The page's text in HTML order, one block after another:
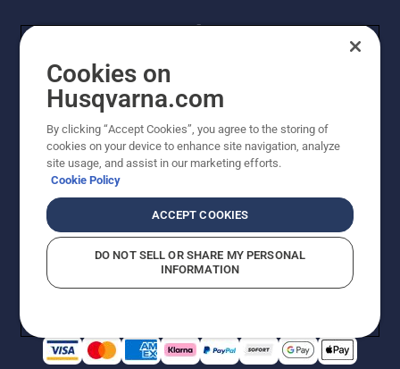
© Husqvarna AB (publ). Alle Rechte vorbehalten.
Preisänderungen, Irrtümer, Text- und Satzfehler sind
vorbehalten. Bei den Preisangaben handelt es sich um
unverbindliche Preisempfehlungen in Euro inkl. der
unverbindliche Preisempfehlungen (inkl. MwSt), es sei
denn sie sind für den direkten Kauf verfügbar.
Cookie-RichtlinieNutzungsbedingungenAGBs
ImpressumVermutete Verstöße melden
Cookies on
Husqvarna.com
By clicking “Accept Cookies”, you agree to the storing of
cookies on your device to enhance site navigation, analyze
site usage, and assist in our marketing efforts.
Cookie Policy
ACCEPT COOKIES
DO NOT SELL OR SHARE MY PERSONAL
INFORMATION